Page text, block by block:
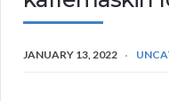
JANUARY 13, 2022